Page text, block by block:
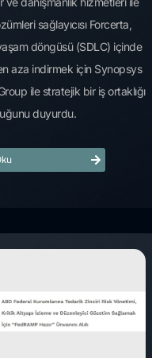
sağlayıcısı Forcerta,
döngüsü (SDLC) içinde
aza indirmek için Synopsys
ile stratejik bir iş ortaklığı
duyurdu.